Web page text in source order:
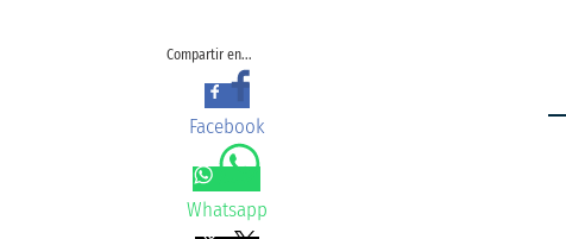
Compartir en...
Facebook
Whatsapp